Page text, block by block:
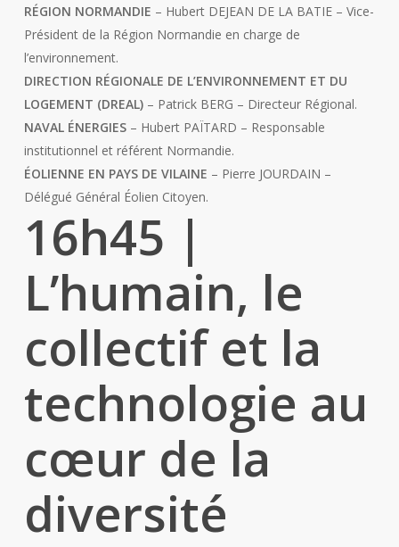
RÉGION NORMANDIE – Hubert DEJEAN DE LA BATIE – Vice-
Président de la Région Normandie en charge de
l’environnement.
DIRECTION RÉGIONALE DE L’ENVIRONNEMENT ET DU
LOGEMENT (DREAL)– Patrick BERG – Directeur Régional.
NAVAL ÉNERGIES– Hubert PAÏTARD – Responsable
institutionnel et référent Normandie.
ÉOLIENNE EN PAYS DE VILAINE – Pierre JOURDAIN –
Délégué Général Éolien Citoyen.
16h45 |
L’humain, le
collectif et la
technologie au
cœur de la
diversité